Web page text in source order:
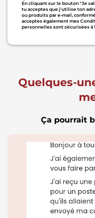
En cliquant sur le bouton "Je
tu acceptes que j'utilise ton
ou produits par e-mail,
acceptes également mes
personnelles sont sécurisées à
Quelques-
Ça pourrait